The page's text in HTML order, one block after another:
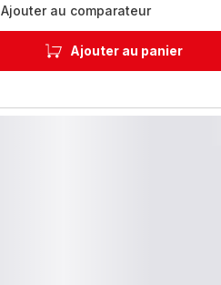
Ajouter au comparateurCoffee
Crush,
Machine
grains
Ajouter au panier